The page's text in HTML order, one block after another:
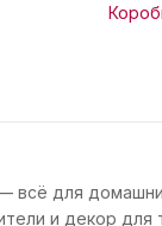
всё для
и декор для